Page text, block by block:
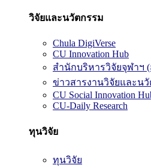
วิจัยและนวัตกรรม
Chula DigiVerse
CU Innovation Hub
สำนักบริหารวิจัยจุฬาฯ
ข่าวสารงานวิจัยและน
CU Social Innovation
CU-Daily Research
ทุนวิจัย
ทุนวิจัย